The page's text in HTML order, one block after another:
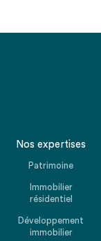
Nos expertises
Patrimoine
Immobilier
résidentiel
Développement
immobilier